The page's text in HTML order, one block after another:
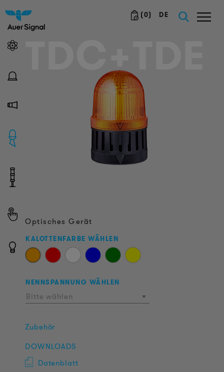
(0) DE
TDC+TDE
Optisches Gerät
KALOTTENFARBE WÄHLEN
NENNSPANNUNG WÄHLEN
Bitte wählen
Zubehör
DOWNLOADS
Datenblatt